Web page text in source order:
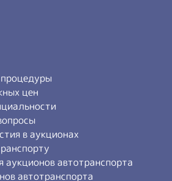
цен
в аукционах
аукционов автотранспорта
автотранспорта